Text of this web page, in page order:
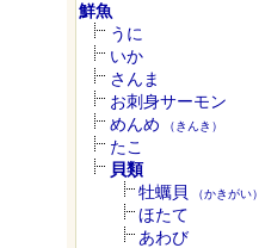
鮮魚
うに
いか
さんま
お刺身サーモン
めんめ （きんき）
たこ
貝類
牡蠣貝
（かきがい）
ほたて
あわび